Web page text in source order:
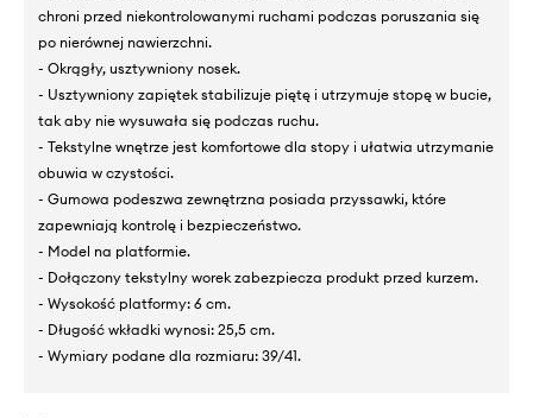
chroni przed niekontrolowanymi ruchami podczas poruszania się
po nierównej nawierzchni.
- Okrągły, usztywniony nosek.
- Usztywniony zapiętek stabilizuje piętę i utrzymuje stopę w bucie,
tak aby nie wysuwała się podczas ruchu.
- Tekstylne wnętrze jest komfortowe dla stopy i ułatwia utrzymanie
obuwia w czystości.
- Gumowa podeszwa zewnętrzna posiada przyssawki, które
zapewniają kontrolę i bezpieczeństwo.
- Model na platformie.
- Dołączony tekstylny worek zabezpiecza produkt przed kurzem.
- Wysokość platformy: 6 cm.
- Długość wkładki wynosi: 25,5 cm.
- Wymiary podane dla rozmiaru: 39/41.